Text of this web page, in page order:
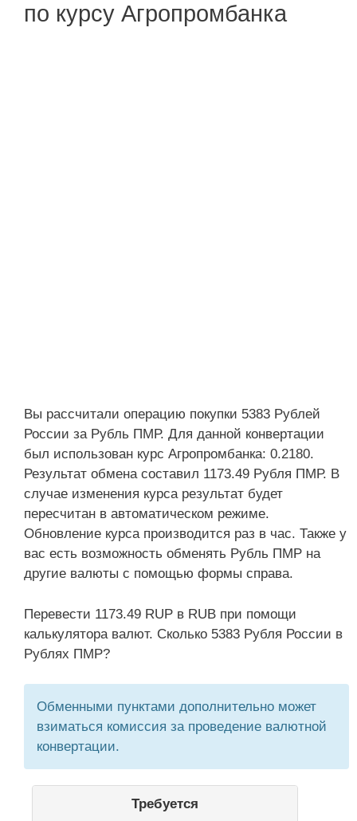
по курсу Агропромбанка
Вы рассчитали операцию покупки 5383 Рублей
России за Рубль ПМР. Для данной конвертации
был использован курс Агропромбанка: 0.2180.
Результат обмена составил 1173.49 Рубля ПМР. В
случае изменения курса результат будет
пересчитан в автоматическом режиме.
Обновление курса производится раз в час. Также у
вас есть возможность обменять Рубль ПМР на
другие валюты с помощью формы справа.
Перевести 1173.49 RUP в RUB при помощи
калькулятора валют. Сколько 5383 Рубля России в
Рублях ПМР?
Обменными пунктами дополнительно может
взиматься комиссия за проведение валютной
конвертации.
Требуется